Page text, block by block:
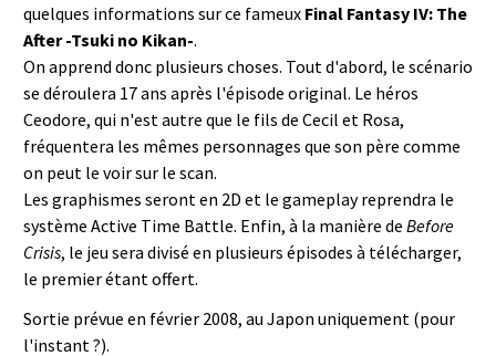
quelques informations sur ce fameux Final Fantasy IV: The
After -Tsuki no Kikan-.
On apprend donc plusieurs choses. Tout d'abord, le scénario
se déroulera 17 ans après l'épisode original. Le héros
Ceodore, qui n'est autre que le fils de Cecil et Rosa,
fréquentera les mêmes personnages que son père comme
on peut le voir sur le scan.
Les graphismes seront en 2D et le gameplay reprendra le
système Active Time Battle. Enfin, à la manière de Before
Crisis, le jeu sera divisé en plusieurs épisodes à télécharger,
le premier étant offert.
Sortie prévue en février 2008, au Japon uniquement (pour
l'instant ?).